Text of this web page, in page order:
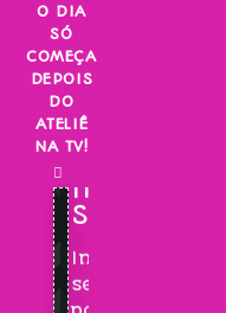
Skip
content
O DIA
SÓ
COMEÇA
DEPOIS
DO
ATELIÊ
NA TV!
INSCREVA-
SE!
Inscreva-
se